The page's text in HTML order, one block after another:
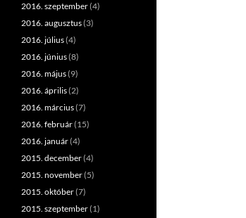
2016. szeptember(4)
2016. augusztus(3)
2016. július(4)
2016. június(8)
2016. május(9)
2016. április(2)
2016. március(7)
2016. február(15)
2016. január(4)
2015. december(4)
2015. november(5)
2015. október(7)
2015. szeptember(1)